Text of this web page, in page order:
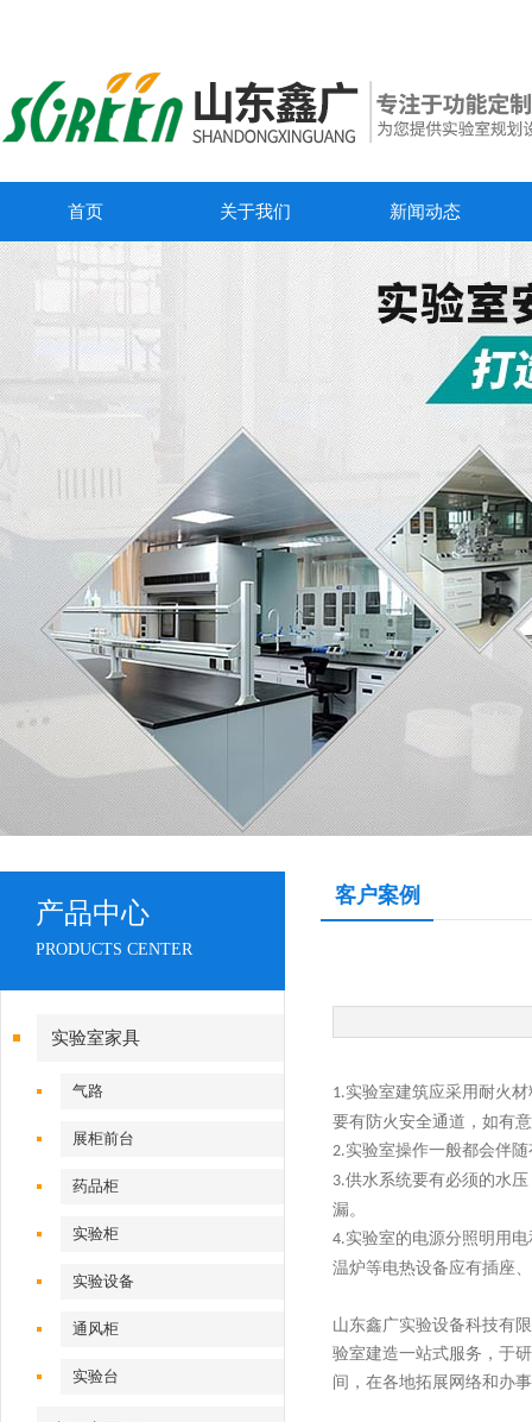
首页 关于我们 新闻动态
产品中心
PRODUCTS CENTER
实验室家具
气路
展柜前台
药品柜
实验柜
实验设备
通风柜
实验台
客户案例
1.实验室建筑应采用耐火
要有防火安全通道，如有
2.实验室操作一般都会伴
3.供水系统要有必须的水
漏。
4.实验室的电源分照明用
温炉等电热设备应有插座
山东鑫广实验设备科技有
验室建造一站式服务，于
间，在各地拓展网络和办